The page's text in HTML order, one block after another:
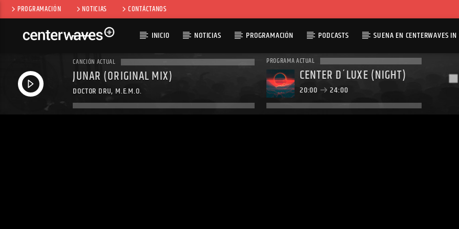
PROGRAMACIÓN NOTICIAS CONTÁCTANOS
INICIO NOTICIAS PROGRAMACIÓN PODCASTS SUENA EN CENTERWAVES IN
CANCIÓN ACTUAL
JUNAR (ORIGINAL MIX)
DOCTOR DRU, M.E.M.O.
PROGRAMA ACTUAL
CENTER D´LUXE (NIGHT)
20:00 24:00